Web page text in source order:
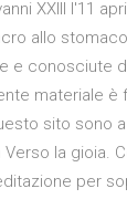
XXIII l'11
allo
conosciute di
materiale
sito sono
la gioia.
per